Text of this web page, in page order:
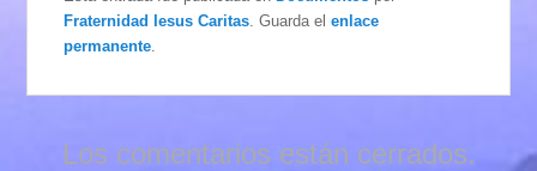
Fraternidad Iesus Caritas . Guarda elenlace
permanente
Los comentarios están cerrados.